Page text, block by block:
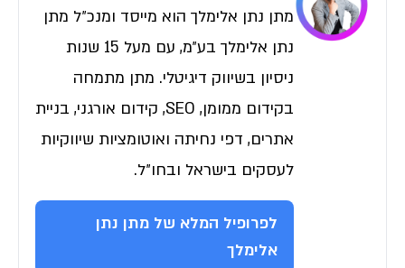
מתן נתן אלימלך הוא מייסד ומנכ״ל מתן
נתן אלימלך בע״מ, עם מעל 15 שנות
ניסיון בשיווק דיגיטלי. מתן מתמחה
בקידום ממומן, SEO, קידום אורגני, בניית
אתרים, דפי נחיתה ואוטומציות שיווקיות
לעסקים בישראל ובחו״ל.
לפרופיל המלא של מתן נתן
אלימלך